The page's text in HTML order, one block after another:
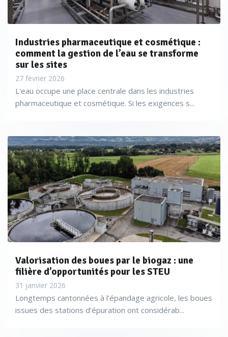
Industries pharmaceutique et cosmétique :
comment la gestion de l’eau se transforme
sur les sites
27 février 2026
L'eau occupe une place centrale dans les industries
pharmaceutique et cosmétique. Si les exigences s...
Valorisation des boues par le biogaz : une
filière d’opportunités pour les STEU
31 janvier 2026
Longtemps cantonnées à l’épandage agricole, les boues
issues des stations d’épuration ont considérab...